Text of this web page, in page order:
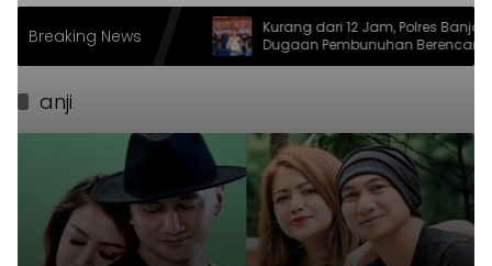
Breaking News
di Ciater
Pererat
Kurang dari 12 Jam, Polres Banjar Ungkap
Dugaan Pembunuhan Berencana,
Tersangka Diciduk di Bandung
anji